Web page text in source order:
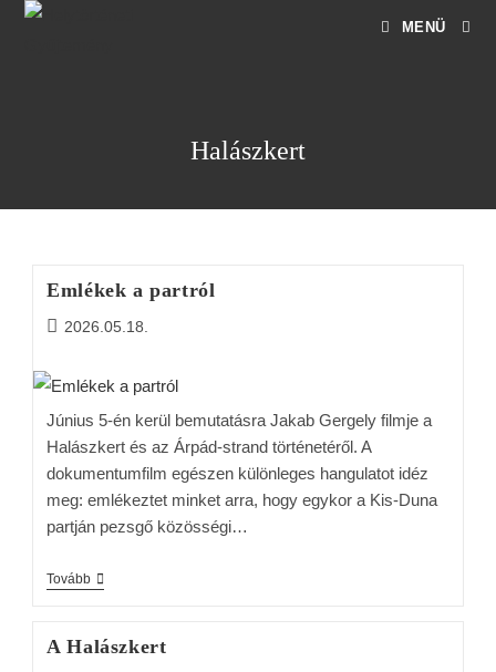
MENÜ
Halászkert
Emlékek a partról
2026.05.18.
Június 5-én kerül bemutatásra Jakab Gergely filmje a
Halászkert és az Árpád-strand történetéről. A
dokumentumfilm egészen különleges hangulatot idéz
meg: emlékeztet minket arra, hogy egykor a Kis-Duna
partján pezsgő közösségi…
Tovább
A Halászkert